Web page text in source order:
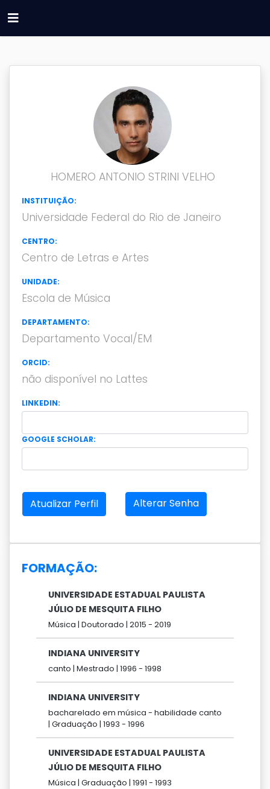
HOMERO ANTONIO STRINI VELHO
INSTITUIÇÃO:
Universidade Federal do Rio de Janeiro
CENTRO:
Centro de Letras e Artes
UNIDADE:
Escola de Música
DEPARTAMENTO:
Departamento Vocal/EM
ORCID:
não disponível no Lattes
LINKEDIN:
GOOGLE SCHOLAR:
Atualizar Perfil Alterar Senha
FORMAÇÃO:
UNIVERSIDADE ESTADUAL PAULISTA
JÚLIO DE MESQUITA FILHO
Música | Doutorado | 2015 - 2019
INDIANA UNIVERSITY
canto | Mestrado | 1996 - 1998
INDIANA UNIVERSITY
bacharelado em música - habilidade canto
| Graduação | 1993 - 1996
UNIVERSIDADE ESTADUAL PAULISTA
JÚLIO DE MESQUITA FILHO
Música | Graduação | 1991 - 1993